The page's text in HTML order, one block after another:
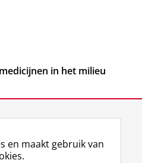
in het milieu
en maakt gebruik van